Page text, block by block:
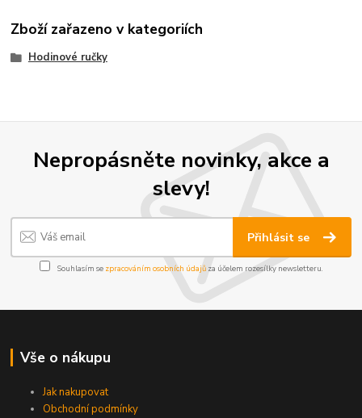
Zboží zařazeno v kategoriích
Hodinové ručky
Nepropásněte novinky, akce a
slevy!
Přihlásit se
Souhlasím se zpracováním osobních údajůza účelem rozesílky newsletteru.
Vše o nákupu
Jak nakupovat
Obchodní podmínky